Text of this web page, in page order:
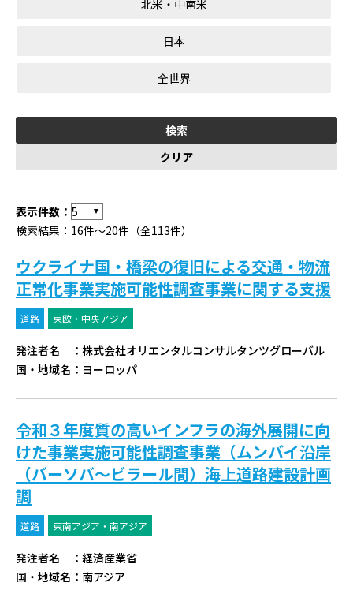
北米・中南米
日本
全世界
表示件数：
検索結果：16件～20件（全113件）
ウクライナ国・橋梁の復旧による交通・物流
正常化事業実施可能性調査事業に関する支援
道路 東欧・中央アジア
発注者名 ： 株式会社オリエンタルコンサルタンツグローバル
国・地域名 ： ヨーロッパ
令和３年度質の高いインフラの海外展開に向
けた事業実施可能性調査事業（ムンバイ沿岸
（バーソバ～ビラール間）海上道路建設計画
調
道路 東南アジア・南アジア
発注者名 ： 経済産業省
国・地域名 ： 南アジア